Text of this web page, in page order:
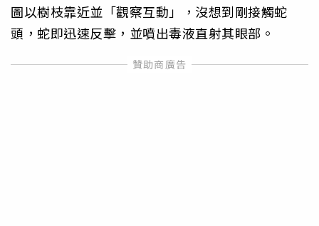
圖以樹枝靠近並「觀察互動」，沒想到剛接觸蛇
頭，蛇即迅速反擊，並噴出毒液直射其眼部。